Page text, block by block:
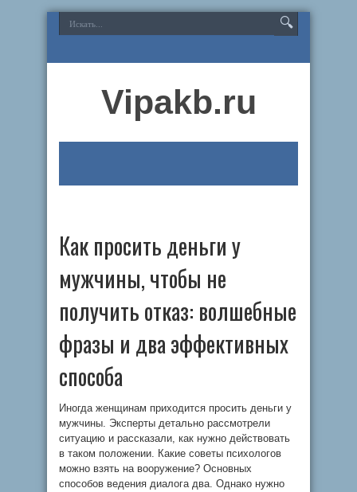
Vipakb.ru
Как просить деньги у
мужчины, чтобы не
получить отказ: волшебные
фразы и два эффективных
способа
Иногда женщинам приходится просить деньги у
мужчины. Эксперты детально рассмотрели
ситуацию и рассказали, как нужно действовать
в таком положении. Какие советы психологов
можно взять на вооружение? Основных
способов ведения диалога два. Однако нужно